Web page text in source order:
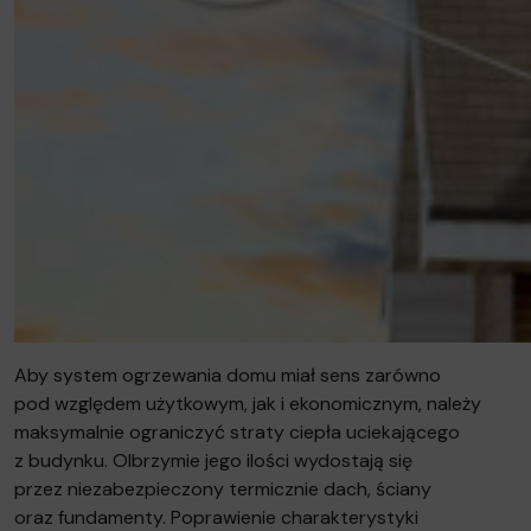
Aby system ogrzewania domu miał sens zarówno
pod względem użytkowym, jak i ekonomicznym, należy
maksymalnie ograniczyć straty ciepła uciekającego
z budynku. Olbrzymie jego ilości wydostają się
przez niezabezpieczony termicznie dach, ściany
oraz fundamenty. Poprawienie charakterystyki